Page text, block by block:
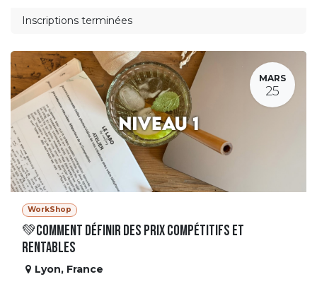
Inscriptions terminées
MARS
25
WorkShop
💚Comment définir des prix compétitifs et
rentables
Lyon, France